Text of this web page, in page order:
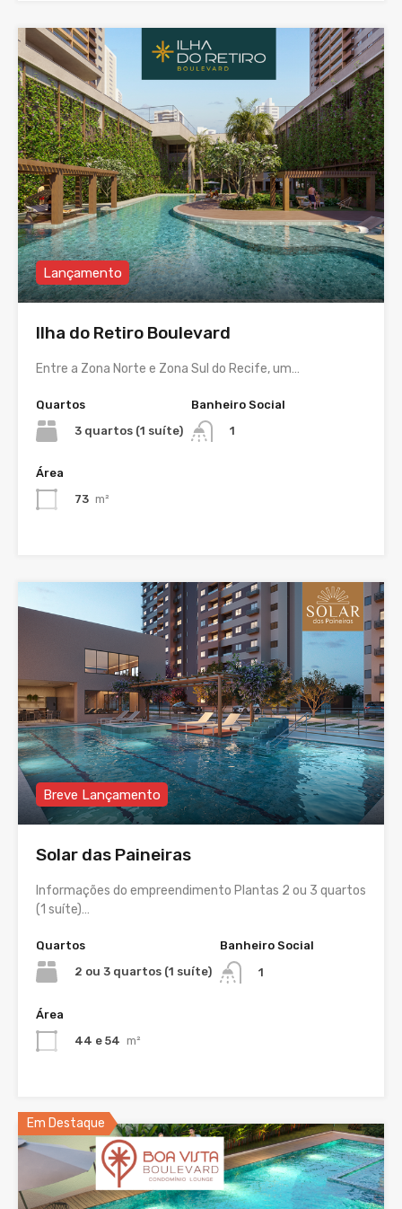
Lançamento
Ilha do Retiro Boulevard
Entre a Zona Norte e Zona Sul do Recife, um…
Quartos
3 quartos (1 suíte)
Banheiro Social
1
Área
73 m²
Breve Lançamento
Solar das Paineiras
Informações do empreendimento Plantas 2 ou 3 quartos
(1 suíte)…
Quartos
2 ou 3 quartos (1 suíte)
Banheiro Social
1
Área
44 e 54 m²
Em Destaque